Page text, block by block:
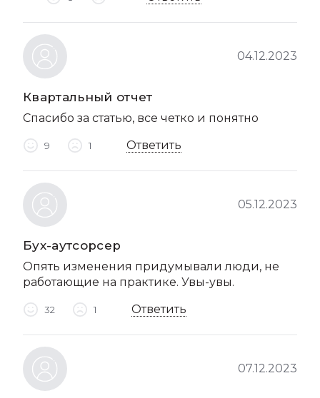
Квартальный отчет
04.12.2023
Спасибо за статью, все четко и понятно
9 1 Ответить
Бух-аутсорсер
05.12.2023
Опять изменения придумывали люди, не
работающие на практике. Увы-увы.
32 1 Ответить
07.12.2023